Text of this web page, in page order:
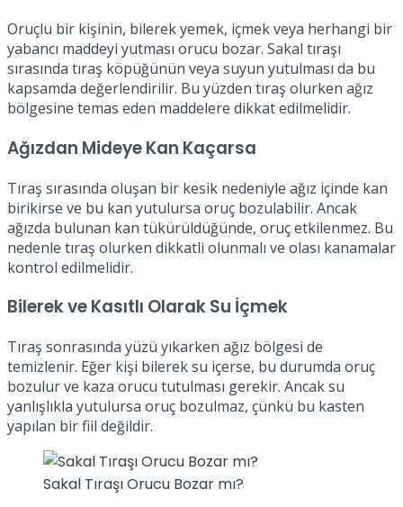
Oruçlu bir kişinin, bilerek yemek, içmek veya herhangi bir
yabancı maddeyi yutması orucu bozar. Sakal tıraşı
sırasında tıraş köpüğünün veya suyun yutulması da bu
kapsamda değerlendirilir. Bu yüzden tıraş olurken ağız
bölgesine temas eden maddelere dikkat edilmelidir.
Ağızdan Mideye Kan Kaçarsa
Tıraş sırasında oluşan bir kesik nedeniyle ağız içinde kan
birikirse ve bu kan yutulursa oruç bozulabilir. Ancak
ağızda bulunan kan tükürüldüğünde, oruç etkilenmez. Bu
nedenle tıraş olurken dikkatli olunmalı ve olası kanamalar
kontrol edilmelidir.
Bilerek ve Kasıtlı Olarak Su İçmek
Tıraş sonrasında yüzü yıkarken ağız bölgesi de
temizlenir. Eğer kişi bilerek su içerse, bu durumda oruç
bozulur ve kaza orucu tutulması gerekir. Ancak su
yanlışlıkla yutulursa oruç bozulmaz, çünkü bu kasten
yapılan bir fiil değildir.
Sakal Tıraşı Orucu Bozar mı?